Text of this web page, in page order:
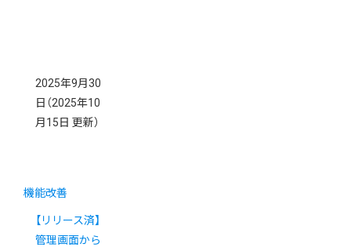
2025年9月30
日 （2025年10
月15日 更新）
機能改善
【リリース済】
管理画面から